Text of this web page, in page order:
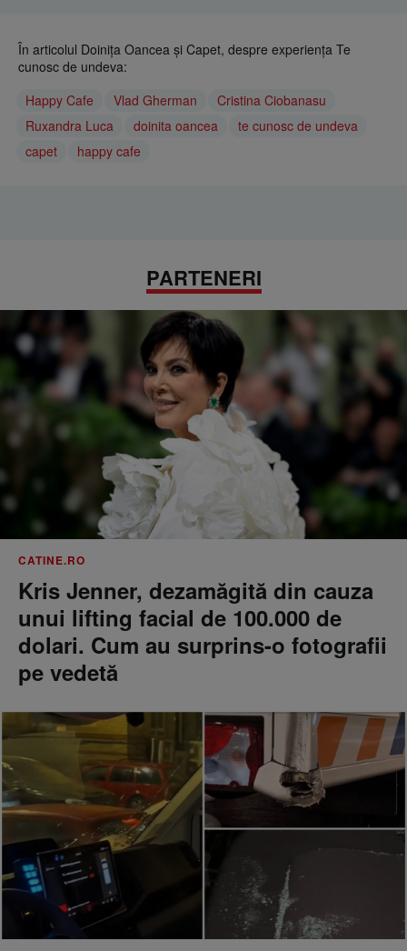
În articolul Doinița Oancea și Capet, despre experiența Te
cunosc de undeva:
Happy Cafe
Vlad Gherman
Cristina Ciobanasu
Ruxandra Luca
doinita oancea
te cunosc de undeva
capet
happy cafe
PARTENERI
CATINE.RO
Kris Jenner, dezamăgită din cauza
unui lifting facial de 100.000 de
dolari. Cum au surprins-o fotografii
pe vedetă